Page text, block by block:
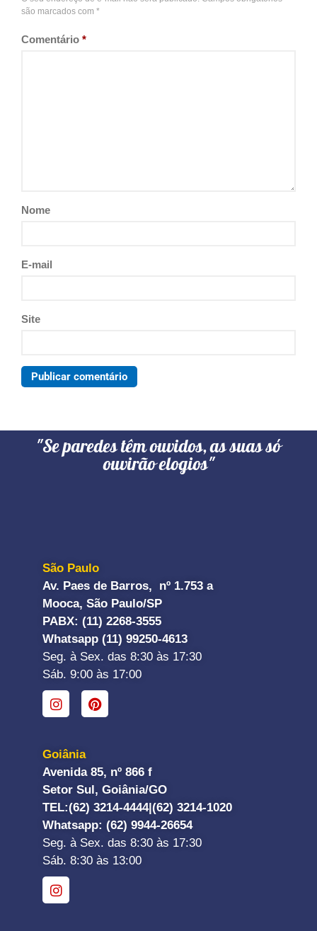
são marcados com *
Comentário *
Nome
E-mail
Site
"Se paredes têm ouvidos, as suas só
ouvirão elogios"
São Paulo
Av. Paes de Barros, nº 1.753 a
Mooca, São Paulo/SP
PABX: (11) 2268-3555
Whatsapp (11) 99250-4613
Seg. à Sex. das 8:30 às 17:30
Sáb. 9:00 às 17:00
Goiânia
Avenida 85, nº 866 f
Setor Sul, Goiânia/GO
TEL:(62) 3214-4444| (62) 3214-1020
Whatsapp: (62) 9944-26654
Seg. à Sex. das 8:30 às 17:30
Sáb. 8:30 às 13:00